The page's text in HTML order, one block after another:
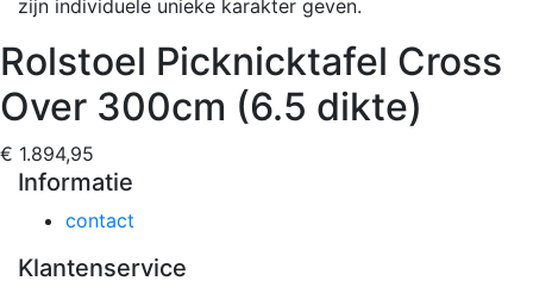
zijn individuele unieke karakter geven.
Rolstoel Picknicktafel Cross
Over 300cm (6.5 dikte)
€ 1.894,95
Informatie
contact
Klantenservice